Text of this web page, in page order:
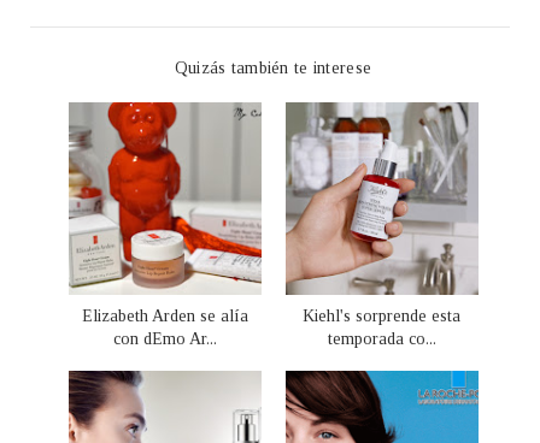
Quizás también te interese
Elizabeth Arden se alía
con dEmo Ar...
Kiehl's sorprende esta
temporada co...